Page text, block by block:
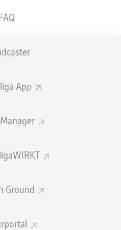
App
Ground
bei Heidenheim
komplette Kader in der
noch Aushilfs-